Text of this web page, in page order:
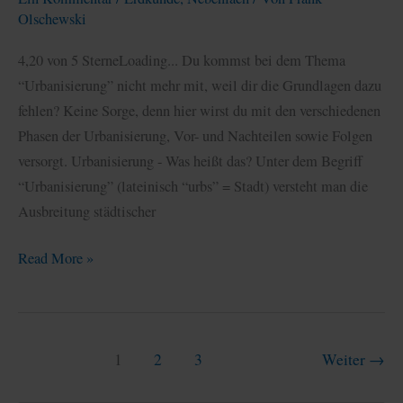
Olschewski
4,20 von 5 SterneLoading... Du kommst bei dem Thema
“Urbanisierung” nicht mehr mit, weil dir die Grundlagen dazu
fehlen? Keine Sorge, denn hier wirst du mit den verschiedenen
Phasen der Urbanisierung, Vor- und Nachteilen sowie Folgen
versorgt. Urbanisierung - Was heißt das? Unter dem Begriff
“Urbanisierung” (lateinisch “urbs” = Stadt) versteht man die
Ausbreitung städtischer
Urbanisierung:
Read More »
1 2 3 Weiter →